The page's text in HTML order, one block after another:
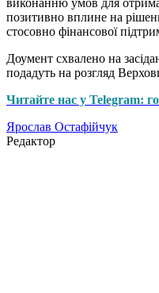
позитивно вплине на
стосовно фінансової
Доумент схвалено на
подадуть на розгляд
Читайте нас у Telegram:
Ярослав Остафійчук
Редактор